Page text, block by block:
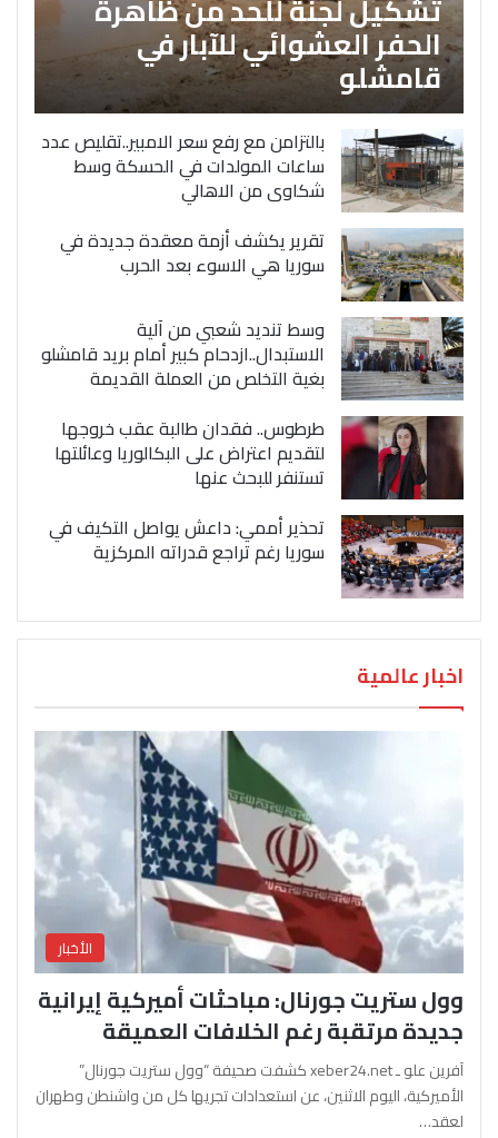
الحفر العشوائي للآبار في
قامشلو
بالتزامن مع رفع سعر الامبير..تقليص عدد
ساعات المولدات في الحسكة وسط
شكاوى من الاهالي
تقرير يكشف أزمة معقدة جديدة في
سوريا هي الاسوء بعد الحرب
وسط تنديد شعبي من آلية
الاستبدال..ازدحام كبير أمام بريد قامشلو
بغية التخلص من العملة القديمة
طرطوس.. فقدان طالبة عقب خروجها
لتقديم اعتراض على البكالوريا وعائلتها
تستنفر للبحث عنها
تحذير أممي: داعش يواصل التكيف في
سوريا رغم تراجع قدراته المركزية
اخبار عالمية
الأخبار
وول ستريت جورنال: مباحثات أميركية إيرانية
جديدة مرتقبة رغم الخلافات العميقة
آفرين علو ـ xeber24.net كشفت صحيفة “وول ستريت جورنال”
الأميركية، اليوم الاثنين، عن استعدادات تجريها كل من واشنطن وطهران
لعقد…